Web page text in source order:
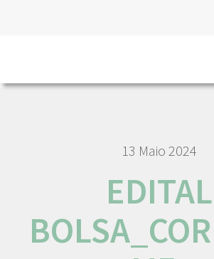
13 Maio 2024
EDITAL